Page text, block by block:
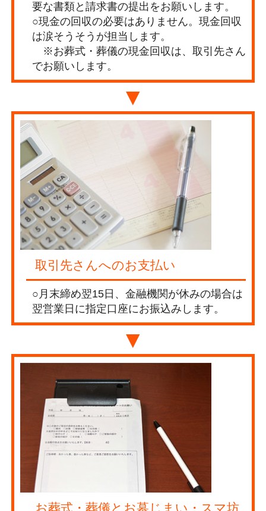
要な書類と請求書の提出をお願いします。
○現金の回収の必要はありません。現金回収
は涙そうそうが担当します。
※お葬式・葬儀の現金回収は、取引先さん
でお願いします。
▼
取引先さんへのお支払い
○月末締め翌15日、金融機関が休みの場合は
翌営業日に指定口座にお振込みします。
▼
お葬式・葬儀とお墓じまい・スマ坊